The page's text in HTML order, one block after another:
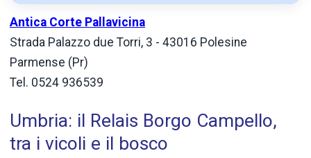
Antica Corte Pallavicina
Strada Palazzo due Torri, 3 - 43016 Polesine
Parmense (Pr)
Tel. 0524 936539
Umbria: il Relais Borgo Campello,
tra i vicoli e il bosco